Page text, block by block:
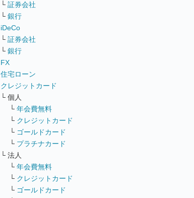
└ 証券会社
└ 銀行
iDeCo
└ 証券会社
└ 銀行
FX
住宅ローン
クレジットカード
└ 個人
└ 年会費無料
└ クレジットカード
└ ゴールドカード
└ プラチナカード
└ 法人
└ 年会費無料
└ クレジットカード
└ ゴールドカード